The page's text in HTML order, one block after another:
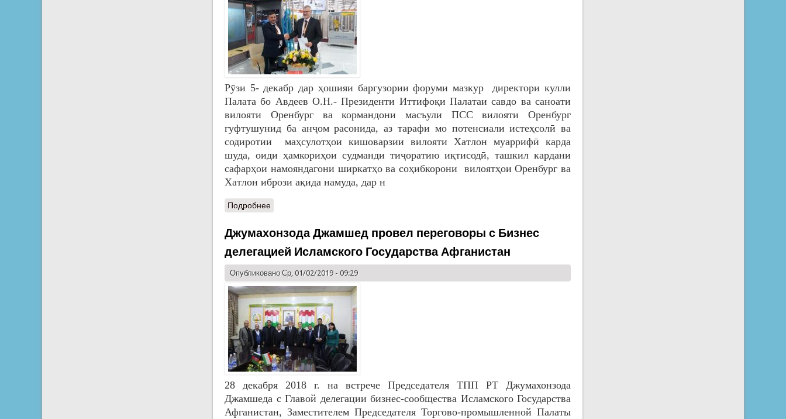
Рӯзи 5- декабр дар ҳошияи баргузории форуми мазкур директори кулли
Палата бо Авдеев О.Н.- Президенти Иттифоқи Палатаи савдо ва саноати
вилояти Оренбург ва кормандони масъули ПСС вилояти Оренбург
гуфтушунид ба анҷом расонида, аз тарафи мо потенсиали истеҳсолӣ ва
содиротии маҳсулотҳои кишоварзии вилояти Хатлон муаррифӣ карда
шуда, оиди ҳамкориҳои судманди тиҷоратию иқтисодӣ, ташкил кардани
сафарҳои намояндагони ширкатҳо ва соҳибкорони вилоятҳои Оренбург ва
Хатлон ибрози ақида намуда, дар н
Подробнее
Джумахонзода Джамшед провел переговоры с Бизнес
делегацией Исламского Государства Афганистан
Опубликовано Ср, 01/02/2019 - 09:29
28 декабря 2018 г. на встрече Председателя ТПП РТ Джумахонзода
Джамшеда с Главой делегации бизнес-сообщества Исламского Государства
Афганистан, Заместителем Председателя Торгово-промышленной Палаты